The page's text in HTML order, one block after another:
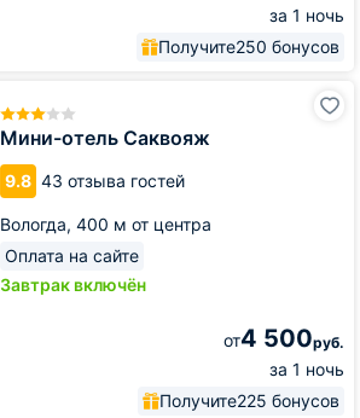
за 1 ночь
Получите250 бонусов
Мини-отель Саквояж
9.8 43 отзыва гостей
Вологда, 400 м от центра
Оплата на сайте
Завтрак включён
от4 500руб.
за 1 ночь
Получите225 бонусов